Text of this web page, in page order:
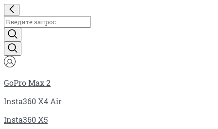
GoPro Max 2
Insta360 X4 Air
Insta360 X5